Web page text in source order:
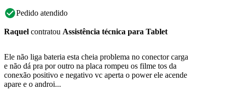
Pedido atendido
Raquel contratou Assistência técnica para Tablet
Ele não liga bateria esta cheia problema no conector carga
e não dá pra por outro na placa rompeu os filme tos da
conexão positivo e negativo vc aperta o power ele acende
apare e o androi...